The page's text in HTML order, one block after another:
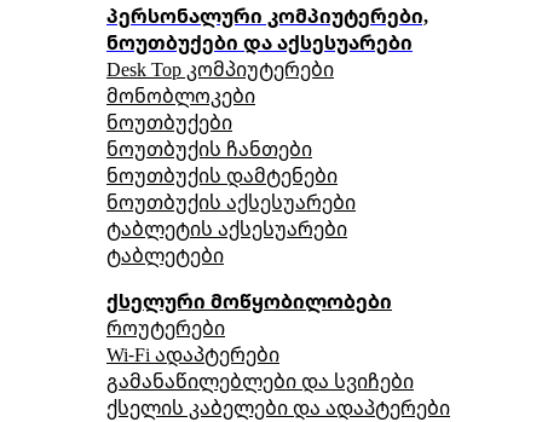
პერსონალური კომპიუტერები,
ნოუთბუქები და აქსესუარები
Desk Top კომპიუტერები
მონობლოკები
ნოუთბუქები
ნოუთბუქის ჩანთები
ნოუთბუქის დამტენები
ნოუთბუქის აქსესუარები
ტაბლეტის აქსესუარები
ტაბლეტები
ქსელური მოწყობილობები
როუტერები
Wi-Fi ადაპტერები
გამანაწილებლები და სვიჩები
ქსელის კაბელები და ადაპტერები